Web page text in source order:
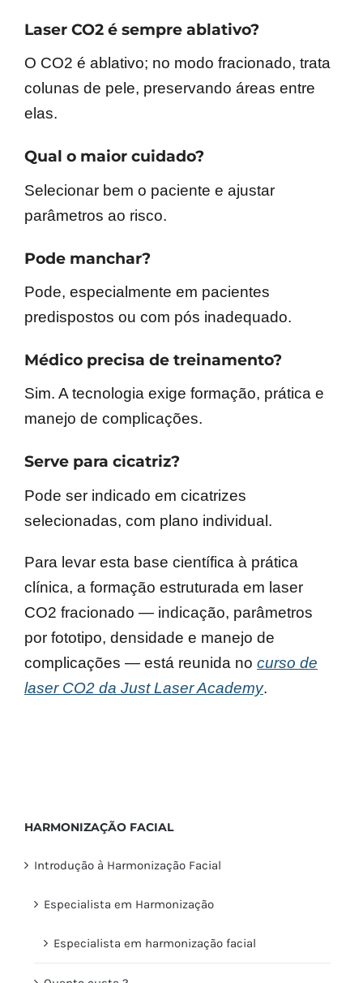
Laser CO2 é sempre ablativo?
O CO2 é ablativo; no modo fracionado, trata
colunas de pele, preservando áreas entre
elas.
Qual o maior cuidado?
Selecionar bem o paciente e ajustar
parâmetros ao risco.
Pode manchar?
Pode, especialmente em pacientes
predispostos ou com pós inadequado.
Médico precisa de treinamento?
Sim. A tecnologia exige formação, prática e
manejo de complicações.
Serve para cicatriz?
Pode ser indicado em cicatrizes
selecionadas, com plano individual.
Para levar esta base científica à prática
clínica, a formação estruturada em laser
CO2 fracionado — indicação, parâmetros
por fototipo, densidade e manejo de
complicações — está reunida no curso de
laser CO2 da Just Laser Academy.
HARMONIZAÇÃO FACIAL
Introdução à Harmonização Facial
Especialista em Harmonização
Especialista em harmonização facial